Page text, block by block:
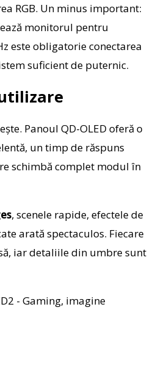
RGB. Un minus important:
monitorul pentru
este obligatorie conectarea
suficient de puternic.
Panoul QD-OLED oferă o
un timp de răspuns
schimbă complet modul în
, scenele rapide, efectele de
arată spectaculos. Fiecare
iar detaliile din umbre sunt
- Gaming, imagine